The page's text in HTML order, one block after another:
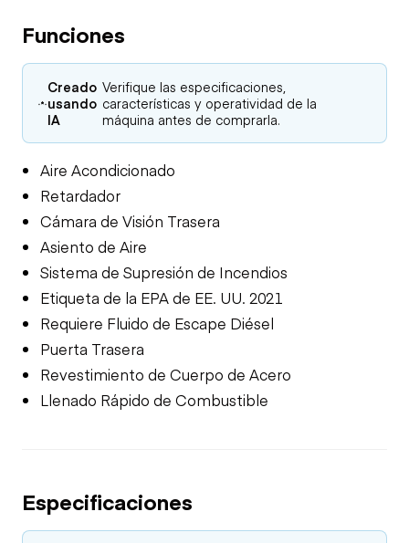
Funciones
Creado
usando
IA
Verifique las especificaciones,
características y operatividad de la
máquina antes de comprarla.
Aire Acondicionado
Retardador
Cámara de Visión Trasera
Asiento de Aire
Sistema de Supresión de Incendios
Etiqueta de la EPA de EE. UU. 2021
Requiere Fluido de Escape Diésel
Puerta Trasera
Revestimiento de Cuerpo de Acero
Llenado Rápido de Combustible
Especificaciones